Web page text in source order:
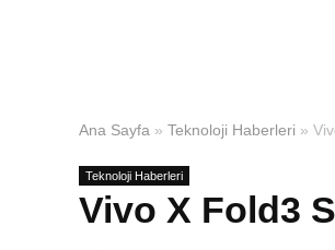
Ana Sayfa » Teknoloji Haberleri »
Teknoloji Haberleri
Vivo X Fold3